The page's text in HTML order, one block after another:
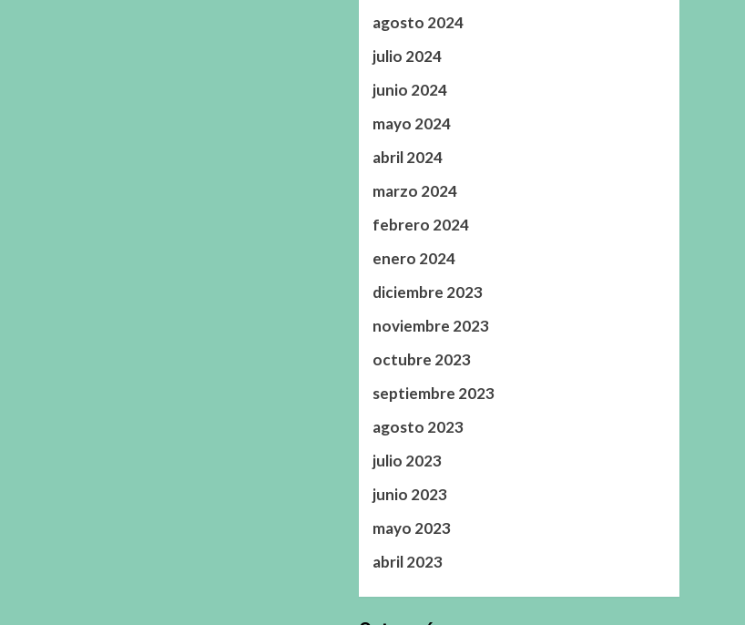
agosto 2024
julio 2024
junio 2024
mayo 2024
abril 2024
marzo 2024
febrero 2024
enero 2024
diciembre 2023
noviembre 2023
octubre 2023
septiembre 2023
agosto 2023
julio 2023
junio 2023
mayo 2023
abril 2023